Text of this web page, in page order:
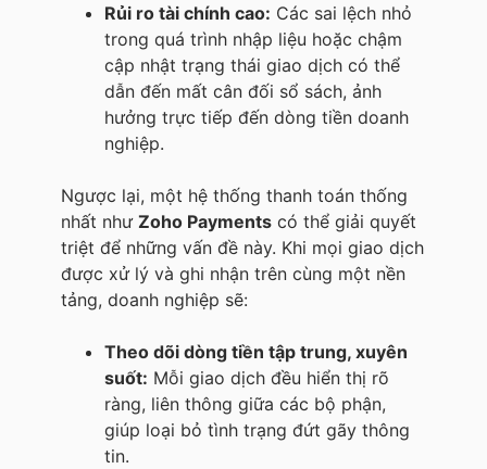
Rủi ro tài chính cao: Các sai lệch nhỏ
trong quá trình nhập liệu hoặc chậm
cập nhật trạng thái giao dịch có thể
dẫn đến mất cân đối sổ sách, ảnh
hưởng trực tiếp đến dòng tiền doanh
nghiệp.
Ngược lại, một hệ thống thanh toán thống
nhất như Zoho Payments có thể giải quyết
triệt để những vấn đề này. Khi mọi giao dịch
được xử lý và ghi nhận trên cùng một nền
tảng, doanh nghiệp sẽ:
Theo dõi dòng tiền tập trung, xuyên
suốt: Mỗi giao dịch đều hiển thị rõ
ràng, liên thông giữa các bộ phận,
giúp loại bỏ tình trạng đứt gãy thông
tin.